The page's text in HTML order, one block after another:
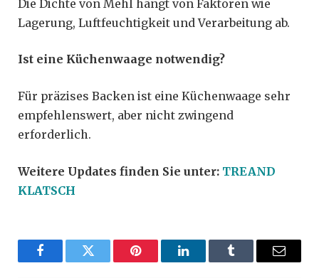
Die Dichte von Mehl hängt von Faktoren wie
Lagerung, Luftfeuchtigkeit und Verarbeitung ab.
Ist eine Küchenwaage notwendig?
Für präzises Backen ist eine Küchenwaage sehr
empfehlenswert, aber nicht zwingend
erforderlich.
Weitere Updates finden Sie unter: TREAND
KLATSCH
FacebookTwitter Pinterest LinkedInTumblr Email